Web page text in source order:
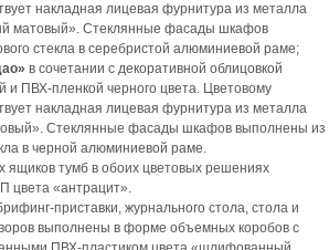
накладная лицевая фурнитура из металла
матовый». Стеклянные фасады шкафов
стекла в серебристой алюминиевой раме;
в сочетании с декоративной облицовкой
и ПВХ-пленкой черного цвета. Цветовому
накладная лицевая фурнитура из металла
Стеклянные фасады шкафов выполнены из
в черной алюминиевой раме.
ящиков тумб в обоих цветовых решениях
цвета «антрацит».
приставки, журнального стола, стола и
выполнены в форме объемных коробов с